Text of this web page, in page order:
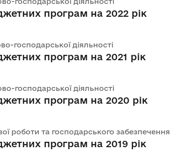
програм на 2022 рік
господарської діяльності
програм на 2021 рік
господарської діяльності
програм на 2020 рік
роботи та господарського забезпечення
програм на 2019 рік